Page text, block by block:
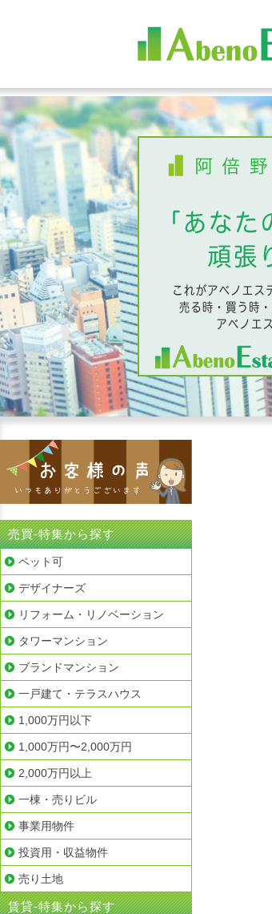
売買-特集から探す
ペット可
デザイナーズ
リフォーム・リノベーション
タワーマンション
ブランドマンション
一戸建て・テラスハウス
1,000万円以下
1,000万円〜2,000万円
2,000万円以上
一棟・売りビル
事業用物件
投資用・収益物件
売り土地
賃貸-特集から探す